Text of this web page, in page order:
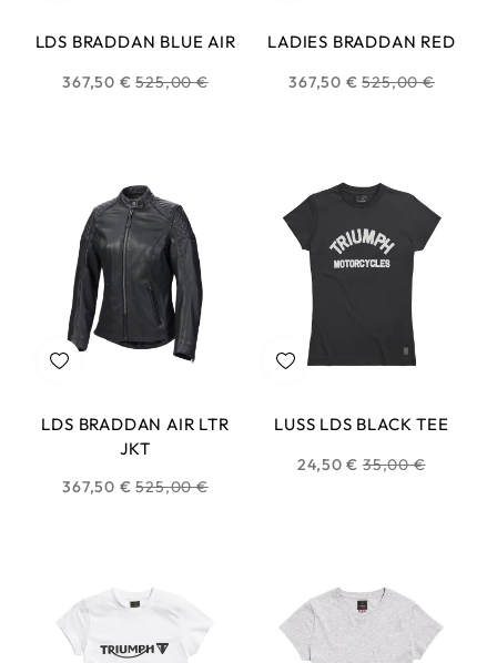
LDS BRADDAN BLUE AIR
367,50 € Prix
525,00 €
LADIES BRADDAN RED
367,50 € Prix
525,00 €
LDS BRADDAN AIR LTR
JKT
367,50 € Prix
525,00 €
LUSS LDS BLACK TEE
24,50 € Prix
35,00 €